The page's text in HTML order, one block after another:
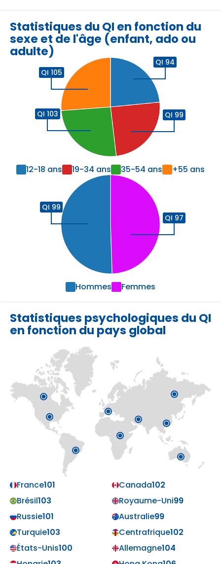
Statistiques du QI en fonction du
sexe et de l'âge (enfant, ado ou
adulte)
QI 105
QI 94
QI 99
QI 103
12-18 ans 19-34 ans 35-54 ans +55 ans
QI 99
QI 97
Hommes Femmes
Statistiques psychologiques du QI
en fonction du pays global
France101 Canada102
Brésil103 Royaume-Uni99
Russie101 Australie99
Turquie103 Centrafrique102
États-Unis100 Allemagne104